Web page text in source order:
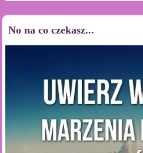
No na co czekasz...